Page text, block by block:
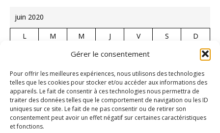
Gérer le consentement
Pour offrir les meilleures expériences, nous utilisons des technologies
telles que les cookies pour stocker et/ou accéder aux informations des
appareils. Le fait de consentir à ces technologies nous permettra de
traiter des données telles que le comportement de navigation ou les ID
uniques sur ce site. Le fait de ne pas consentir ou de retirer son
consentement peut avoir un effet négatif sur certaines caractéristiques
et fonctions.
e
juin 2020
L M M J V S
D
3 4 5
15
16 17 18 19 20
21
22
23 24 25 26 27
28
29
30